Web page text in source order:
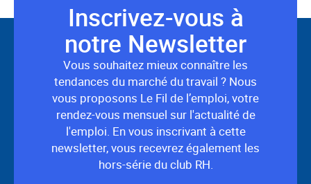
Suivez-Inscrivez-vous à
notre Newsletter
Vous souhaitez mieux connaître les
tendances du marché du travail ? Nous
vous proposons Le Fil de l’emploi, votre
rendez-vous mensuel sur l'actualité de
l'emploi. En vous inscrivant à cette
newsletter, vous recevrez également les
hors-série du club RH.